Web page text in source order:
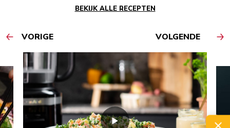
BEKIJK ALLE RECEPTEN
VORIGE VOLGENDE